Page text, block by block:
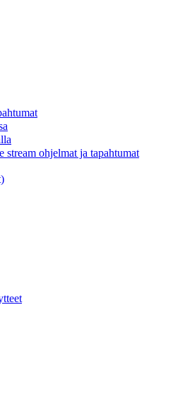
ohjelmat ja tapahtumat